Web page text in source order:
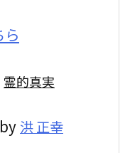
霊的真実
洪 正幸